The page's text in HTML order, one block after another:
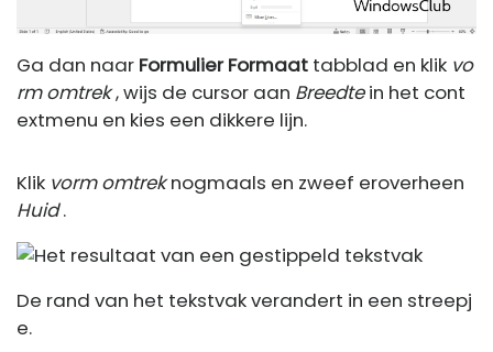
Ga dan naar Formulier Formaat tabblad en klik vo
rm omtrek, wijs de cursor aan Breedtein het cont
extmenu en kies een dikkere lijn.
Klik vorm omtreknogmaals en zweef eroverheen
Huid.
De rand van het tekstvak verandert in een streepj
e.